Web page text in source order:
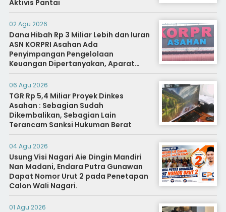
Aktivis Pantai
02 Agu 2026
Dana Hibah Rp 3 Miliar Lebih dan Iuran
ASN KORPRI Asahan Ada
Penyimpangan Pengelolaan
Keuangan Dipertanyakan, Aparat
Diminta Segera Usut
06 Agu 2026
TGR Rp 5,4 Miliar Proyek Dinkes
Asahan : Sebagian Sudah
Dikembalikan, Sebagian Lain
Terancam Sanksi Hukuman Berat
04 Agu 2026
Usung Visi Nagari Aie Dingin Mandiri
Nan Madani, Endara Putra Gunawan
Dapat Nomor Urut 2 pada Penetapan
Calon Wali Nagari.
01 Agu 2026